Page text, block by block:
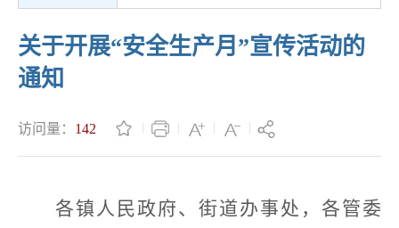
关于开展“安全生产月”宣传活动的
通知
访问量： 142
各镇人民政府、街道办事处，各管委